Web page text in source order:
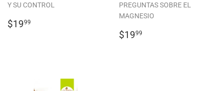
Y SU CONTROL
PRECIO
$1999
PREGUNTAS SOBRE EL
MAGNESIO
PRECIO
$1999